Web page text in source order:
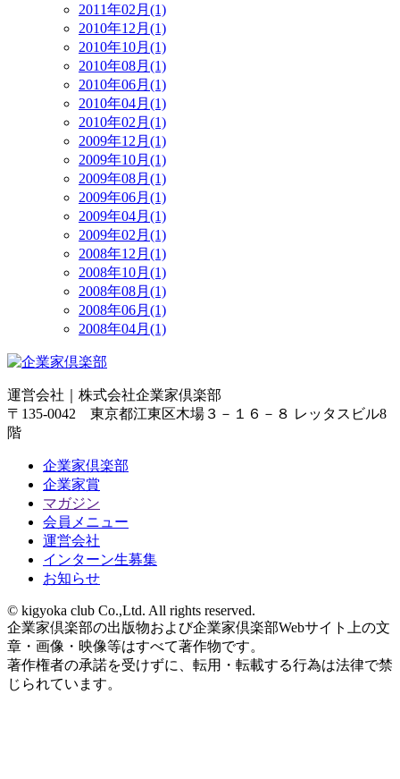
2011年02月(1)
2010年12月(1)
2010年10月(1)
2010年08月(1)
2010年06月(1)
2010年04月(1)
2010年02月(1)
2009年12月(1)
2009年10月(1)
2009年08月(1)
2009年06月(1)
2009年04月(1)
2009年02月(1)
2008年12月(1)
2008年10月(1)
2008年08月(1)
2008年06月(1)
2008年04月(1)
運営会社｜ 株式会社企業家倶楽部
〒135-0042 東京都江東区木場３－１６－８ レッタスビル8
階
企業家倶楽部
企業家賞
マガジン
会員メニュー
運営会社
インターン生募集
お知らせ
© kigyoka club Co.,Ltd. All rights reserved.
企業家倶楽部の出版物および企業家倶楽部Webサイト上の文
章・画像・映像等はすべて著作物です。
著作権者の承諾を受けずに、転用・転載する行為は法律で禁
じられています。